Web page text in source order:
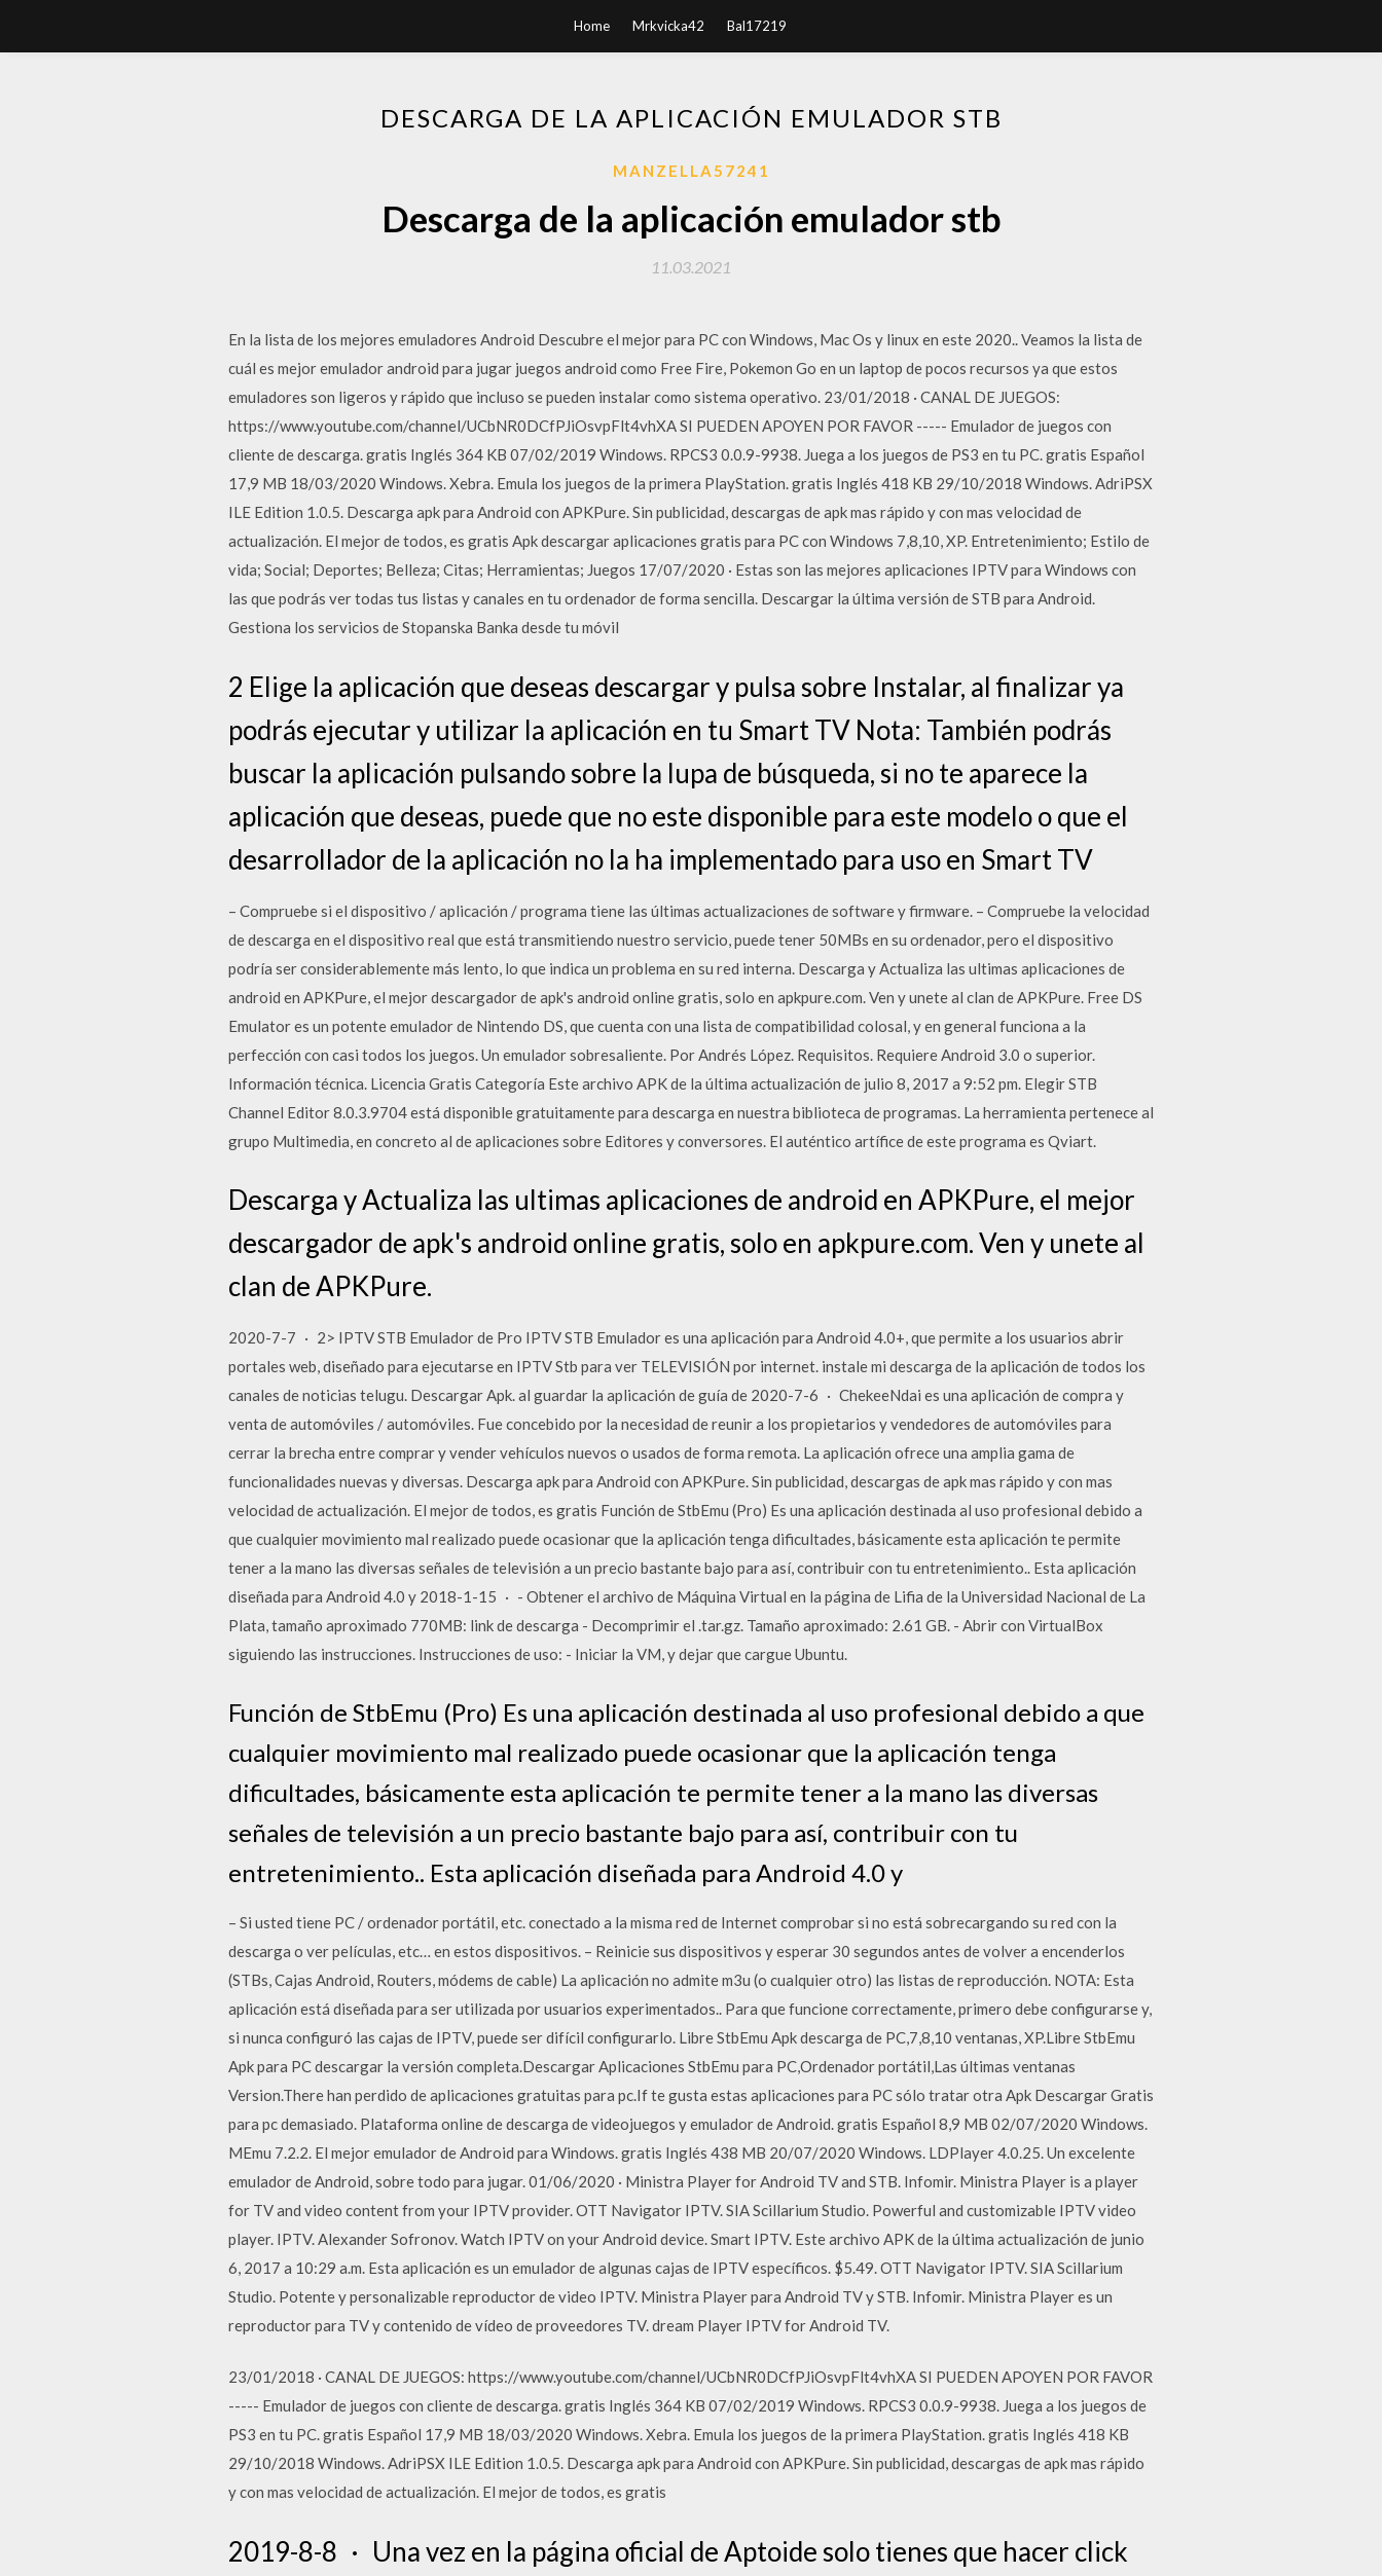
Home Mrkvicka42 Bal17219
DESCARGA DE LA APLICACIÓN EMULADOR STB
MANZELLA57241
Descarga de la aplicación emulador stb
11.03.2021
En la lista de los mejores emuladores Android Descubre el mejor para PC con Windows, Mac Os y linux en este 2020.. Veamos la lista de
cuál es mejor emulador android para jugar juegos android como Free Fire, Pokemon Go en un laptop de pocos recursos ya que estos
emuladores son ligeros y rápido que incluso se pueden instalar como sistema operativo. 23/01/2018 · CANAL DE JUEGOS:
https://www.youtube.com/channel/UCbNR0DCfPJiOsvpFlt4vhXA SI PUEDEN APOYEN POR FAVOR ----- Emulador de juegos con
cliente de descarga. gratis Inglés 364 KB 07/02/2019 Windows. RPCS3 0.0.9-9938. Juega a los juegos de PS3 en tu PC. gratis Español
17,9 MB 18/03/2020 Windows. Xebra. Emula los juegos de la primera PlayStation. gratis Inglés 418 KB 29/10/2018 Windows. AdriPSX
ILE Edition 1.0.5. Descarga apk para Android con APKPure. Sin publicidad, descargas de apk mas rápido y con mas velocidad de
actualización. El mejor de todos, es gratis Apk descargar aplicaciones gratis para PC con Windows 7,8,10, XP. Entretenimiento; Estilo de
vida; Social; Deportes; Belleza; Citas; Herramientas; Juegos 17/07/2020 · Estas son las mejores aplicaciones IPTV para Windows con
las que podrás ver todas tus listas y canales en tu ordenador de forma sencilla. Descargar la última versión de STB para Android.
Gestiona los servicios de Stopanska Banka desde tu móvil
2 Elige la aplicación que deseas descargar y pulsa sobre Instalar, al finalizar ya
podrás ejecutar y utilizar la aplicación en tu Smart TV Nota: También podrás
buscar la aplicación pulsando sobre la lupa de búsqueda, si no te aparece la
aplicación que deseas, puede que no este disponible para este modelo o que el
desarrollador de la aplicación no la ha implementado para uso en Smart TV
– Compruebe si el dispositivo / aplicación / programa tiene las últimas actualizaciones de software y firmware. – Compruebe la velocidad
de descarga en el dispositivo real que está transmitiendo nuestro servicio, puede tener 50MBs en su ordenador, pero el dispositivo
podría ser considerablemente más lento, lo que indica un problema en su red interna. Descarga y Actualiza las ultimas aplicaciones de
android en APKPure, el mejor descargador de apk's android online gratis, solo en apkpure.com. Ven y unete al clan de APKPure. Free DS
Emulator es un potente emulador de Nintendo DS, que cuenta con una lista de compatibilidad colosal, y en general funciona a la
perfección con casi todos los juegos. Un emulador sobresaliente. Por Andrés López. Requisitos. Requiere Android 3.0 o superior.
Información técnica. Licencia Gratis Categoría Este archivo APK de la última actualización de julio 8, 2017 a 9:52 pm. Elegir STB
Channel Editor 8.0.3.9704 está disponible gratuitamente para descarga en nuestra biblioteca de programas. La herramienta pertenece al
grupo Multimedia, en concreto al de aplicaciones sobre Editores y conversores. El auténtico artífice de este programa es Qviart.
Descarga y Actualiza las ultimas aplicaciones de android en APKPure, el mejor
descargador de apk's android online gratis, solo en apkpure.com. Ven y unete al
clan de APKPure.
2020-7-7 · 2> IPTV STB Emulador de Pro IPTV STB Emulador es una aplicación para Android 4.0+, que permite a los usuarios abrir
portales web, diseñado para ejecutarse en IPTV Stb para ver TELEVISIÓN por internet. instale mi descarga de la aplicación de todos los
canales de noticias telugu. Descargar Apk. al guardar la aplicación de guía de 2020-7-6 · ChekeeNdai es una aplicación de compra y
venta de automóviles / automóviles. Fue concebido por la necesidad de reunir a los propietarios y vendedores de automóviles para
cerrar la brecha entre comprar y vender vehículos nuevos o usados de forma remota. La aplicación ofrece una amplia gama de
funcionalidades nuevas y diversas. Descarga apk para Android con APKPure. Sin publicidad, descargas de apk mas rápido y con mas
velocidad de actualización. El mejor de todos, es gratis Función de StbEmu (Pro) Es una aplicación destinada al uso profesional debido a
que cualquier movimiento mal realizado puede ocasionar que la aplicación tenga dificultades, básicamente esta aplicación te permite
tener a la mano las diversas señales de televisión a un precio bastante bajo para así, contribuir con tu entretenimiento.. Esta aplicación
diseñada para Android 4.0 y 2018-1-15 · - Obtener el archivo de Máquina Virtual en la página de Lifia de la Universidad Nacional de La
Plata, tamaño aproximado 770MB: link de descarga - Decomprimir el .tar.gz. Tamaño aproximado: 2.61 GB. - Abrir con VirtualBox
siguiendo las instrucciones. Instrucciones de uso: - Iniciar la VM, y dejar que cargue Ubuntu.
Función de StbEmu (Pro) Es una aplicación destinada al uso profesional debido a que
cualquier movimiento mal realizado puede ocasionar que la aplicación tenga
dificultades, básicamente esta aplicación te permite tener a la mano las diversas
señales de televisión a un precio bastante bajo para así, contribuir con tu
entretenimiento.. Esta aplicación diseñada para Android 4.0 y
– Si usted tiene PC / ordenador portátil, etc. conectado a la misma red de Internet comprobar si no está sobrecargando su red con la
descarga o ver películas, etc… en estos dispositivos. – Reinicie sus dispositivos y esperar 30 segundos antes de volver a encenderlos
(STBs, Cajas Android, Routers, módems de cable) La aplicación no admite m3u (o cualquier otro) las listas de reproducción. NOTA: Esta
aplicación está diseñada para ser utilizada por usuarios experimentados.. Para que funcione correctamente, primero debe configurarse y,
si nunca configuró las cajas de IPTV, puede ser difícil configurarlo. Libre StbEmu Apk descarga de PC,7,8,10 ventanas, XP.Libre StbEmu
Apk para PC descargar la versión completa.Descargar Aplicaciones StbEmu para PC,Ordenador portátil,Las últimas ventanas
Version.There han perdido de aplicaciones gratuitas para pc.If te gusta estas aplicaciones para PC sólo tratar otra Apk Descargar Gratis
para pc demasiado. Plataforma online de descarga de videojuegos y emulador de Android. gratis Español 8,9 MB 02/07/2020 Windows.
MEmu 7.2.2. El mejor emulador de Android para Windows. gratis Inglés 438 MB 20/07/2020 Windows. LDPlayer 4.0.25. Un excelente
emulador de Android, sobre todo para jugar. 01/06/2020 · Ministra Player for Android TV and STB. Infomir. Ministra Player is a player
for TV and video content from your IPTV provider. OTT Navigator IPTV. SIA Scillarium Studio. Powerful and customizable IPTV video
player. IPTV. Alexander Sofronov. Watch IPTV on your Android device. Smart IPTV. Este archivo APK de la última actualización de junio
6, 2017 a 10:29 a.m. Esta aplicación es un emulador de algunas cajas de IPTV específicos. $5.49. OTT Navigator IPTV. SIA Scillarium
Studio. Potente y personalizable reproductor de video IPTV. Ministra Player para Android TV y STB. Infomir. Ministra Player es un
reproductor para TV y contenido de vídeo de proveedores TV. dream Player IPTV for Android TV.
23/01/2018 · CANAL DE JUEGOS: https://www.youtube.com/channel/UCbNR0DCfPJiOsvpFlt4vhXA SI PUEDEN APOYEN POR FAVOR
----- Emulador de juegos con cliente de descarga. gratis Inglés 364 KB 07/02/2019 Windows. RPCS3 0.0.9-9938. Juega a los juegos de
PS3 en tu PC. gratis Español 17,9 MB 18/03/2020 Windows. Xebra. Emula los juegos de la primera PlayStation. gratis Inglés 418 KB
29/10/2018 Windows. AdriPSX ILE Edition 1.0.5. Descarga apk para Android con APKPure. Sin publicidad, descargas de apk mas rápido
y con mas velocidad de actualización. El mejor de todos, es gratis
2019-8-8 · Una vez en la página oficial de Aptoide solo tienes que hacer click